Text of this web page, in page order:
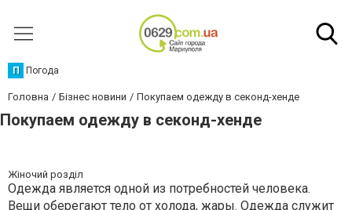
П Погода
Головна Бізнес новини Покупаем одежду в секонд-хенде
Покупаем одежду в секонд-хенде
Жіночий розділ
Одежда является одной из потребностей человека.
Вещи оберегают тело от холода, жары. Одежда служит